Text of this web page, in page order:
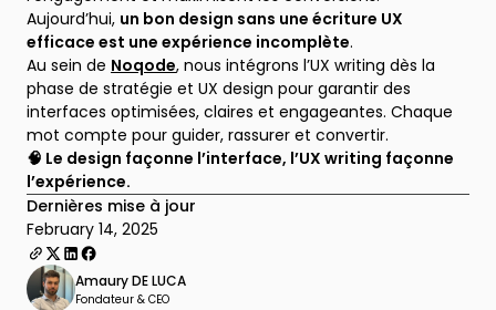
Aujourd’hui, un bon design sans une écriture UX
efficace est une expérience incomplète.
Au sein de Noqode, nous intégrons l’UX writing dès la
phase de stratégie et UX design pour garantir des
interfaces optimisées, claires et engageantes. Chaque
mot compte pour guider, rassurer et convertir.
🧠 Le design façonne l’interface, l’UX writing façonne
l’expérience.
Dernières mise à jour
February 14, 2025
Amaury DE LUCA
Fondateur & CEO